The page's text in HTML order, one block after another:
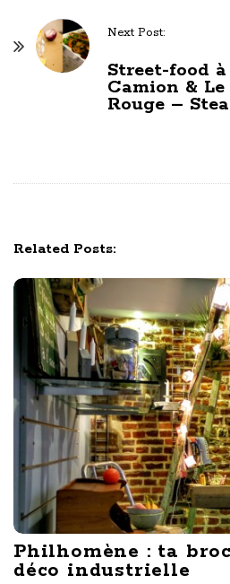
Next Post:
Street-food
Camion &
Rouge –
Related Posts:
Philhomène : ta
déco industrielle